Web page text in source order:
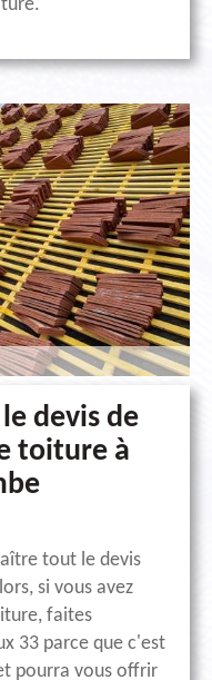
devis de
toiture à
tout le devis
si vous avez
faites
33 parce que c'est
pourra vous offrir